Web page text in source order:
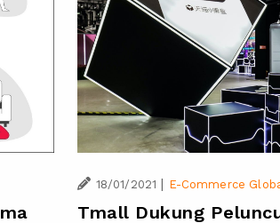
18/01/2021 | E-Commerce
Tmall Dukung